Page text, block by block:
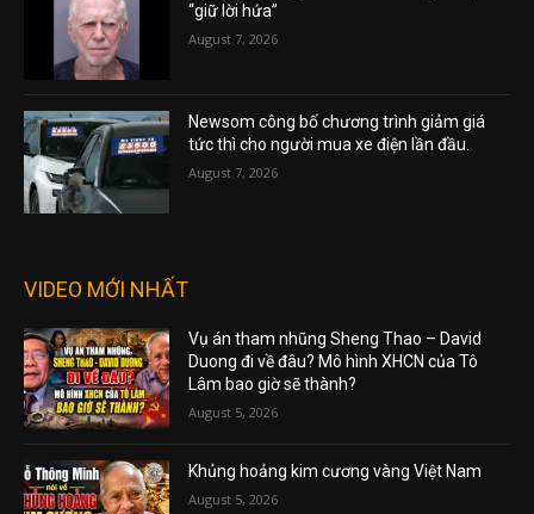
“giữ lời hứa”
August 7, 2026
Newsom công bố chương trình giảm giá
tức thì cho người mua xe điện lần đầu.
August 7, 2026
VIDEO MỚI NHẤT
Vụ án tham nhũng Sheng Thao – David
Duong đi về đâu? Mô hình XHCN của Tô
Lâm bao giờ sẽ thành?
August 5, 2026
Khủng hoảng kim cương vàng Việt Nam
August 5, 2026